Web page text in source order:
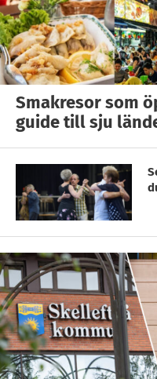
Smakresor som
guide till sju